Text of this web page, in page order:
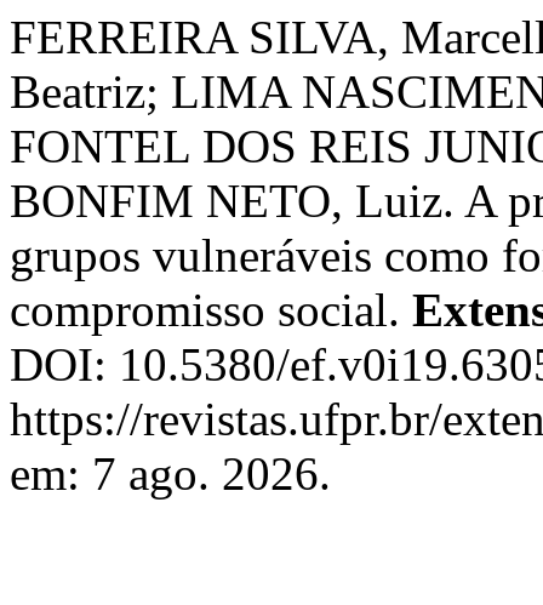
FERREIRA SILVA,
Beatriz; LIMA
FONTEL DOS REIS
BONFIM NETO, Luiz. A
grupos vulneráveis como
compromisso social.
DOI: 10.5380/
https://revistas.ufpr.br/
em: 7 ago. 2026.